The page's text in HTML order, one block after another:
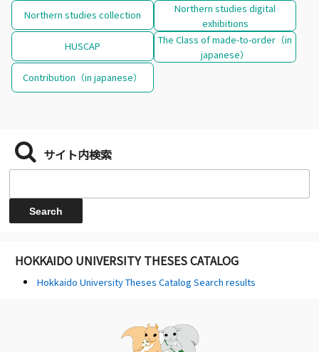
Northern studies collection
Northern studies digital
exhibitions
HUSCAP
The Class of made-to-order（in
japanese）
Contribution（in japanese）
サイト内検索
HOKKAIDO UNIVERSITY THESES CATALOG
Hokkaido University Theses Catalog Search results